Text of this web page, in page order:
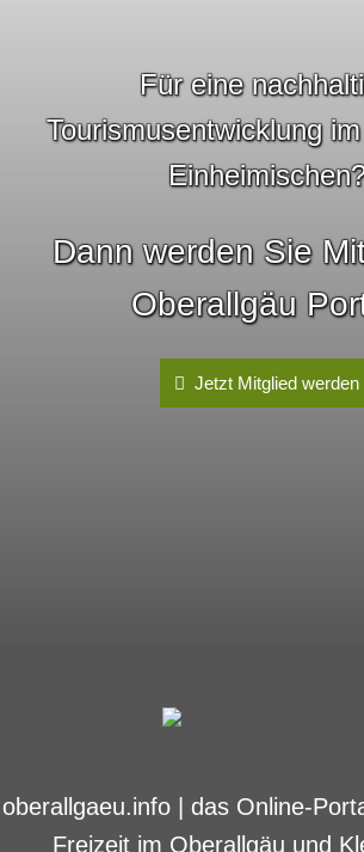
Für eine
Tourismusentwicklung
Dann werden Sie
Oberallgäu
Jetzt Mitglied werden
oberallgaeu.info | das Online-
Freizeit im Oberallgäu und